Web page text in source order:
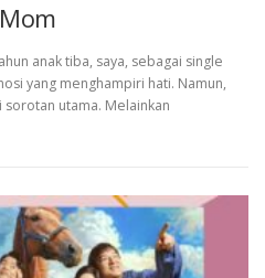
anak tiba, saya, sebagai single
yang menghampiri hati. Namun,
utama. Melainkan